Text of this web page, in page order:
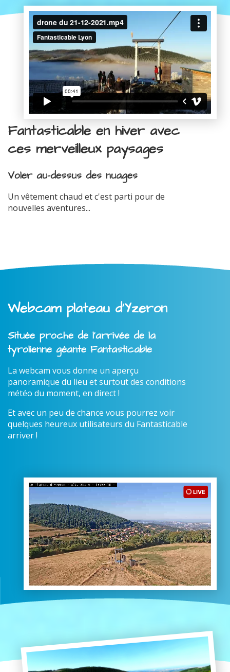
Fantasticable en hiver avec
ces merveilleux paysages
Voler au-dessus des nuages
Un vêtement chaud et c'est parti pour de
nouvelles aventures...
Webcam plateau d'Yzeron
Située proche de l'arrivée de la
tyrolienne géante Fantasticable
La webcam vous donne un aperçu
panoramique du lieu et surtout des conditions
météo du moment, en direct !
Et avec un peu de chance vous pourrez voir
quelques heureux utilisateurs du Fantasticable
arriver !